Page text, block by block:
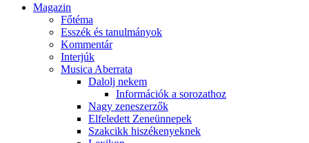
Magazin
Főtéma
Esszék és tanulmányok
Kommentár
Interjúk
Musica Aberrata
Dalolj nekem
Információk a sorozathoz
Nagy zeneszerzők
Elfeledett Zeneünnepek
Szakcikk hiszékenyeknek